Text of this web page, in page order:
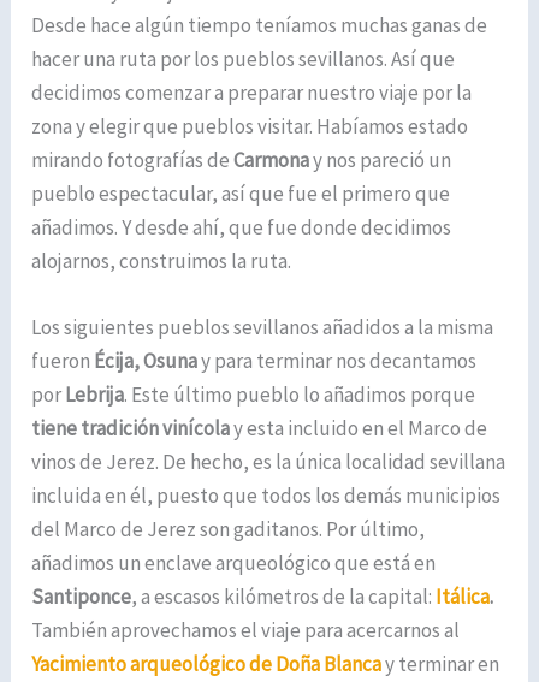
Desde hace algún tiempo teníamos muchas ganas de
hacer una ruta por los pueblos sevillanos. Así que
decidimos comenzar a preparar nuestro viaje por la
zona y elegir que pueblos visitar. Habíamos estado
mirando fotografías deCarmonay nos pareció un
pueblo espectacular, así que fue el primero que
añadimos. Y desde ahí, que fue donde decidimos
alojarnos, construimos la ruta.
Los siguientes pueblos sevillanos añadidos a la misma
fueron Écija, Osunay para terminar nos decantamos
porLebrija. Este último pueblo lo añadimos porque
tiene tradición vinícolay esta incluido en el Marco de
vinos de Jerez. De hecho, es la única localidad sevillana
incluida en él, puesto que todos los demás municipios
del Marco de Jerez son gaditanos. Por último,
añadimos un enclave arqueológico que está en
Santiponce, a escasos kilómetros de la capital: Itálica.
También aprovechamos el viaje para acercarnos al
Yacimiento arqueológico de Doña Blancay terminar en